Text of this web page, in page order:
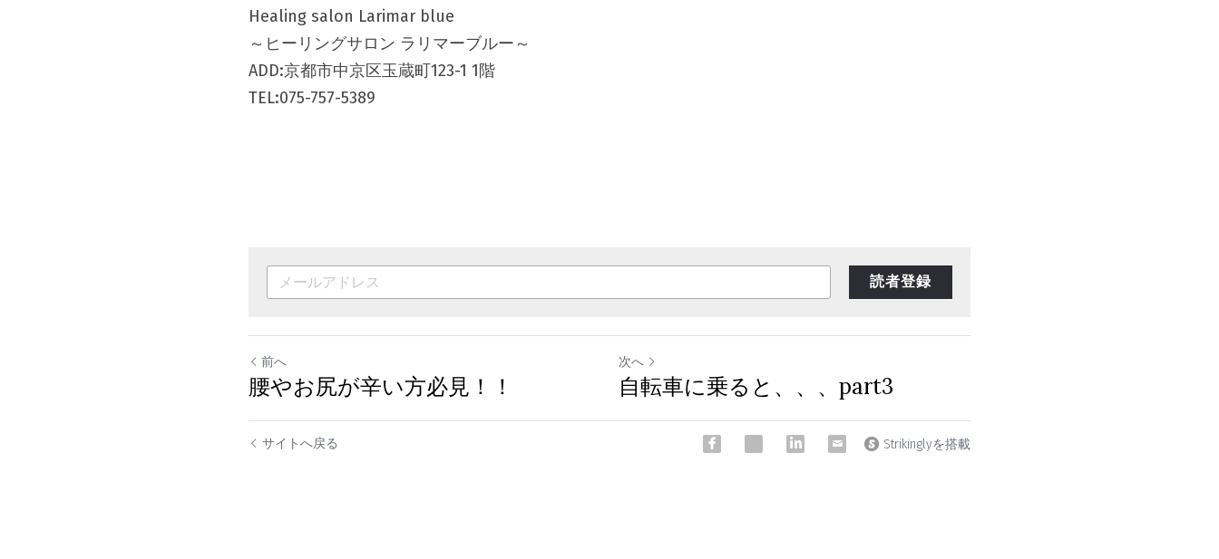
Healing salon Larimar blue
～ヒーリングサロン ラリマーブルー～
ADD:京都市中京区玉蔵町123-1 1階
TEL:075-757-5389
読者登録
前へ
腰やお尻が辛い方必見！！
次へ
自転車に乗ると、、、part3
サイトへ戻る Strikinglyを搭載